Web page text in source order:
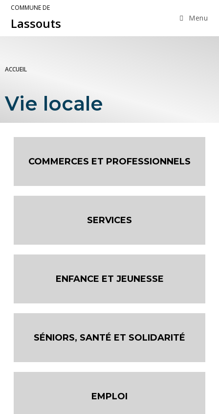
COMMUNE DE
Lassouts Menu
ACCUEIL
Vie locale
COMMERCES ET PROFESSIONNELS
SERVICES
ENFANCE ET JEUNESSE
SÉNIORS, SANTÉ ET SOLIDARITÉ
EMPLOI